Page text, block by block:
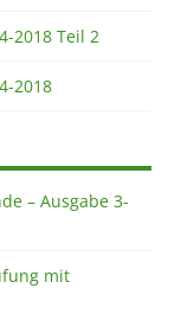
2018 Teil 2
2018
– Ausgabe 3-
mit